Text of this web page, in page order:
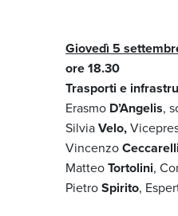
Giovedì 5
ore 18.30
Trasporti e
Erasmo D’Angelis,
SilviaVelo,
VincenzoCeccarelli
MatteoTortolini,
PietroSpirito,